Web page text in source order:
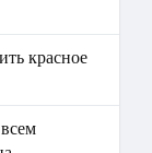
красное